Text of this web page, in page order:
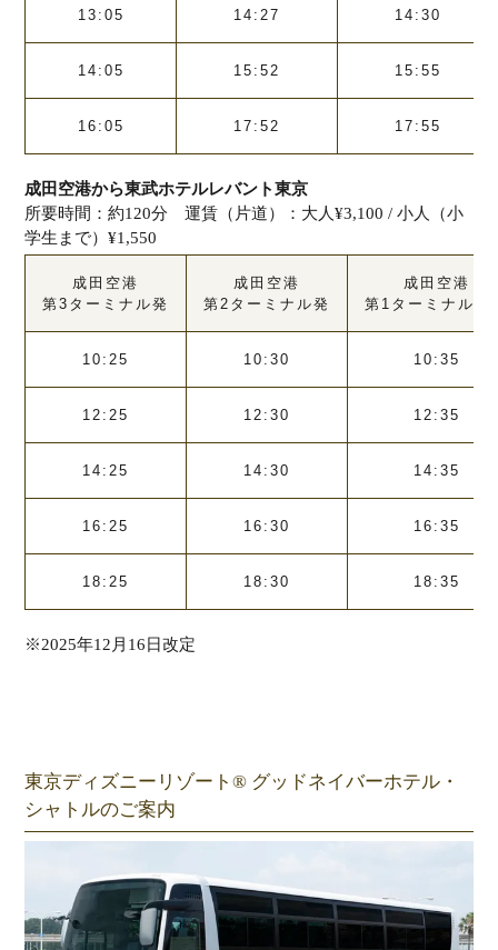
13:05 14:27 14:30
14:05 15:52 15:55
16:05 17:52 17:55
成田空港から東武ホテルレバント東京
所要時間：約120分 運賃（片道）：大人¥3,100 / 小人（小
学生まで）¥1,550
成田空港
第3ターミナル発
成田空港
第2ターミナル発
成田空港
第1ターミナル南
10:25 10:30 10:35
12:25 12:30 12:35
14:25 14:30 14:35
16:25 16:30 16:35
18:25 18:30 18:35
※2025年12月16日改定
東京ディズニーリゾート® グッドネイバーホテル・
シャトルのご案内